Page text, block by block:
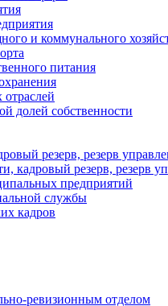
и коммунального
питания
долей собственности
резерв, резерв
кадровый резерв, резерв
предприятий
службы
кадров
ревизионным отделом